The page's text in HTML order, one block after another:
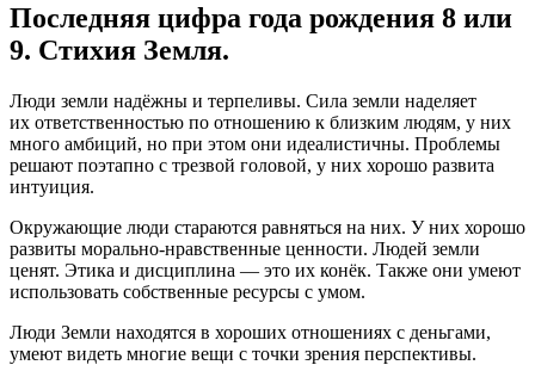
Последняя цифра года рождения 8 или
9. Стихия Земля.
Люди земли надёжны и терпеливы. Сила земли наделяет
их ответственностью по отношению к близким людям, у них
много амбиций, но при этом они идеалистичны. Проблемы
решают поэтапно с трезвой головой, у них хорошо развита
интуиция.
Окружающие люди стараются равняться на них. У них хорошо
развиты морально-нравственные ценности. Людей земли
ценят. Этика и дисциплина — это их конёк. Также они умеют
использовать собственные ресурсы с умом.
Люди Земли находятся в хороших отношениях с деньгами,
умеют видеть многие вещи с точки зрения перспективы.